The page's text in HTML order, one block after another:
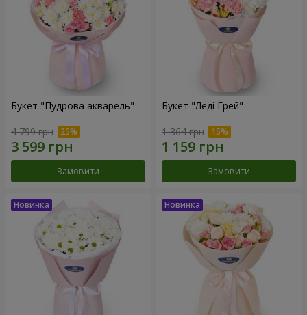
Букет "Пудрова акварель"
4 799 грн
Замовити
Букет "Леді Грей"
1 364 грн
Замовити